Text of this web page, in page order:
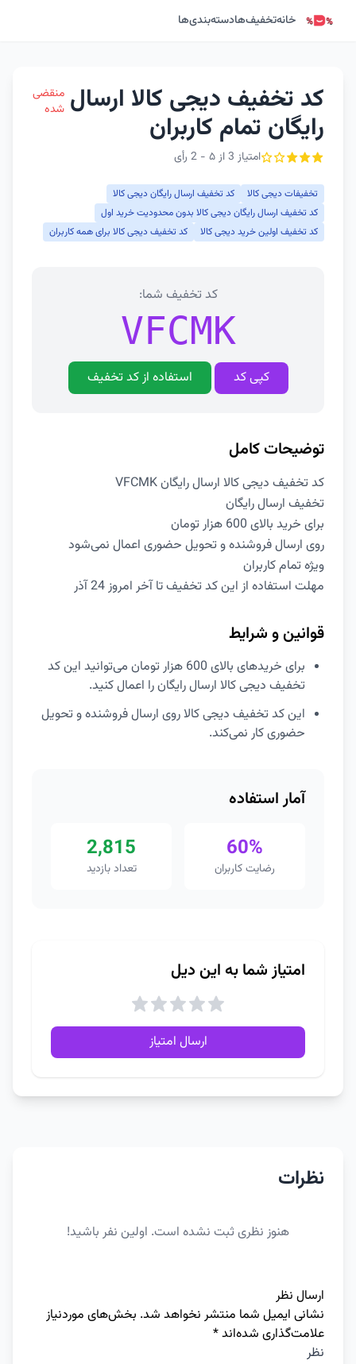
خانهتخفیف‌هادسته‌بندی‌ها
کد تخفیف دیجی کالا ارسال
رایگان تمام کاربران
امتیاز 3 از ۵ - 2 رأی
منقضی
شده
تخفیفات دیجی کالا
کد تخفیف ارسال رایگان دیجی کالا
کد تخفیف ارسال رایگان دیجی کالا بدون محدودیت خرید اول
کد تخفیف اولین خرید دیجی کالا
کد تخفیف دیجی کالا برای همه کاربران
کد تخفیف شما:
VFCMK
کپی کد استفاده از کد تخفیف
توضیحات کامل
کد تخفیف دیجی کالا ارسال رایگان VFCMK
تخفیف ارسال رایگان
برای خرید بالای 600 هزار تومان
روی ارسال فروشنده و تحویل حضوری اعمال نمی‌شود
ویژه تمام کاربران
مهلت استفاده از این کد تخفیف تا آخر امروز 24 آذر
قوانین و شرایط
برای خریدهای بالای 600 هزار تومان می‌توانید این کد
تخفیف دیجی کالا ارسال رایگان را اعمال کنید.
این کد تخفیف دیجی کالا روی ارسال فروشنده و تحویل
حضوری کار نمی‌کند.
آمار استفاده
60%
رضایت کاربران
2,815
تعداد بازدید
امتیاز شما به این دیل
ارسال امتیاز
نظرات
هنوز نظری ثبت نشده است. اولین نفر باشید!
ارسال نظر
نشانی ایمیل شما منتشر نخواهد شد. بخش‌های موردنیاز
علامت‌گذاری شده‌اند*
نظر